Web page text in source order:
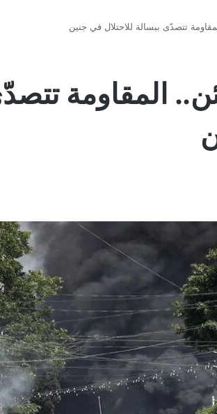
تتصدّى ببسالة للاحتلال في جنين
المقاومة